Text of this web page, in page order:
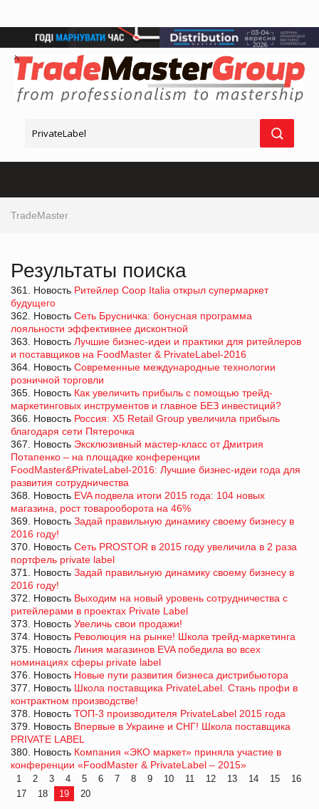
TradeMaster
Результаты поиска
361. Новость Ритейлер Coop Italia открыл супермаркет
будущего
362. Новость Сеть Брусничка: бонусная программа
лояльности эффективнее дисконтной
363. Новость Лучшие бизнес-идеи и практики для ритейлеров
и поставщиков на FoodMaster & PrivateLabel-2016
364. Новость Современные международные технологии
розничной торговли
365. Новость Как увеличить прибыль с помощью трейд-
маркетинговых инструментов и главное БЕЗ инвестиций?
366. Новость Россия: X5 Retail Group увеличила прибыль
благодаря сети Пятерочка
367. Новость Эксклюзивный мастер-класс от Дмитрия
Потапенко – на площадке конференции
FoodMaster&PrivateLabel-2016: Лучшие бизнес-идеи года для
развития сотрудничества
368. Новость EVA подвела итоги 2015 года: 104 новых
магазина, рост товарооборота на 46%
369. Новость Задай правильную динамику своему бизнесу в
2016 году!
370. Новость Сеть PROSTOR в 2015 году увеличила в 2 раза
портфель private label
371. Новость Задай правильную динамику своему бизнесу в
2016 году!
372. Новость Выходим на новый уровень сотрудничества с
ритейлерами в проектах Private Label
373. Новость Увеличь свои продажи!
374. Новость Революция на рынке! Школа трейд-маркетинга
375. Новость Линия магазинов EVA победила во всех
номинациях сферы private label
376. Новость Новые пути развития бизнеса дистрибьютора
377. Новость Школа поставщика PrivateLabel. Стань профи в
контрактном производстве!
378. Новость ТОП-3 производителя PrivateLabel 2015 года
379. Новость Впервые в Украине и СНГ! Школа поставщика
PRIVATE LABEL
380. Новость Компания «ЭКО маркет» приняла участие в
конференции «FoodMaster & PrivateLabel – 2015»
1 2 3 4 5 6 7 8 9 10 11 12 13 14 15
16
17
18 19 20